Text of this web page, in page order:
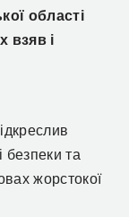
області
взяв і
безпеки та
жорстокої